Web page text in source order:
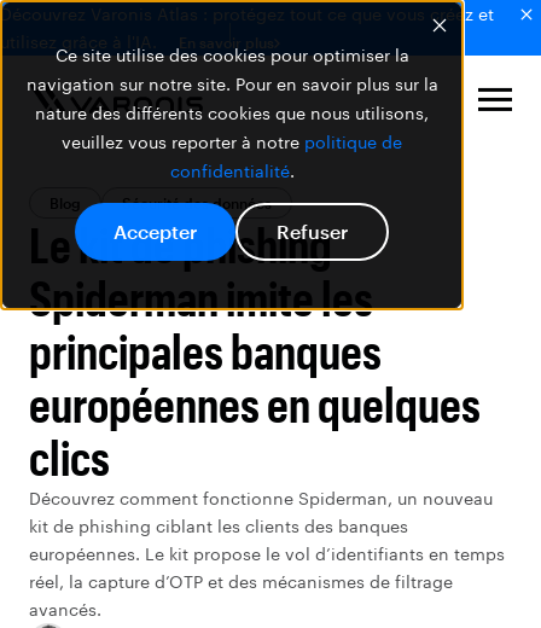
Ce site utilise des cookies pour optimiser la
navigation sur notre site. Pour en savoir plus sur la
nature des différents cookies que nous utilisons,
veuillez vous reporter à notre politique de
confidentialité.
Accepter Refuser
Découvrez Varonis Atlas : protégez tout ce que vous créez et
utilisez grâce à l'IA.
En savoir plus
Blog Sécurité des données
Le kit de phishing
Spiderman imite les
principales banques
européennes en quelques
clics
Découvrez comment fonctionne Spiderman, un nouveau
kit de phishing ciblant les clients des banques
européennes. Le kit propose le vol d’identifiants en temps
réel, la capture d’OTP et des mécanismes de filtrage
avancés.